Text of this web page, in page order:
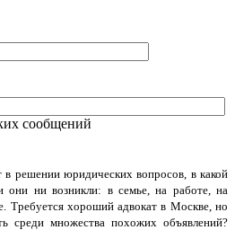
в решении юридических вопросов, в какой
они ни возникли: в семье, на работе, на
Требуется хороший адвокат в Москве, но
среди множества похожих объявлений?